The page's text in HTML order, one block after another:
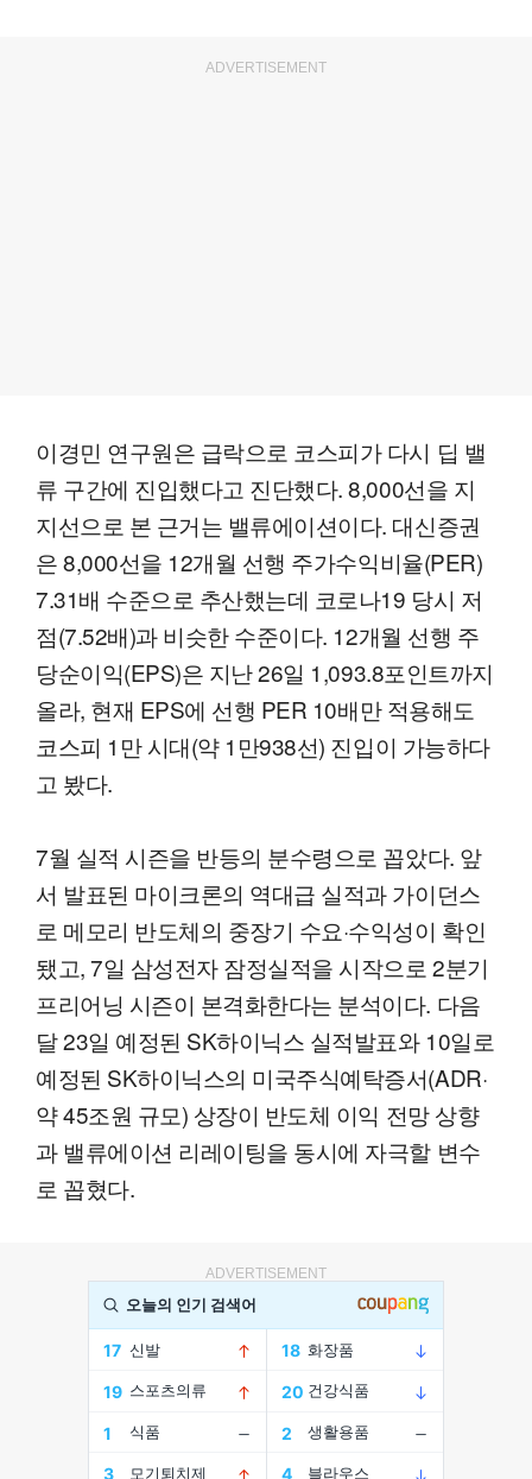
ADVERTISEMENT
이경민 연구원은 급락으로 코스피가 다시 딥 밸
류 구간에 진입했다고 진단했다. 8,000선을 지
지선으로 본 근거는 밸류에이션이다. 대신증권
은 8,000선을 12개월 선행 주가수익비율(PER)
7.31배 수준으로 추산했는데 코로나19 당시 저
점(7.52배)과 비슷한 수준이다. 12개월 선행 주
당순이익(EPS)은 지난 26일 1,093.8포인트까지
올라, 현재 EPS에 선행 PER 10배만 적용해도
코스피 1만 시대(약 1만938선) 진입이 가능하다
고 봤다.
7월 실적 시즌을 반등의 분수령으로 꼽았다. 앞
서 발표된 마이크론의 역대급 실적과 가이던스
로 메모리 반도체의 중장기 수요·수익성이 확인
됐고, 7일 삼성전자 잠정실적을 시작으로 2분기
프리어닝 시즌이 본격화한다는 분석이다. 다음
달 23일 예정된 SK하이닉스 실적발표와 10일로
예정된 SK하이닉스의 미국주식예탁증서(ADR·
약 45조원 규모) 상장이 반도체 이익 전망 상향
과 밸류에이션 리레이팅을 동시에 자극할 변수
로 꼽혔다.
ADVERTISEMENT